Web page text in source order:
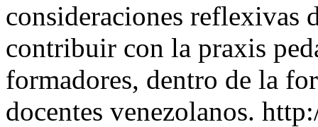
consideraciones reflexivas
contribuir con la praxis
formadores, dentro de la
docentes venezolanos.